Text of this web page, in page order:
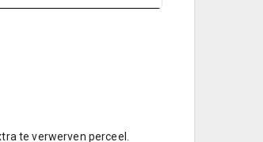
te verwerven perceel.